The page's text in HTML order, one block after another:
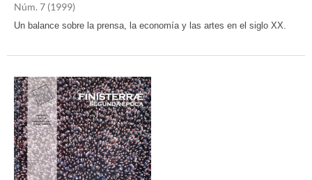
Núm. 7 (1999)
Un balance sobre la prensa, la economía y las artes en el siglo XX.